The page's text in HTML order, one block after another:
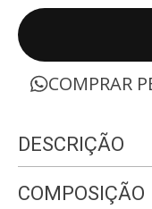
COMPRAR
DESCRIÇÃO
COMPOSIÇÃO